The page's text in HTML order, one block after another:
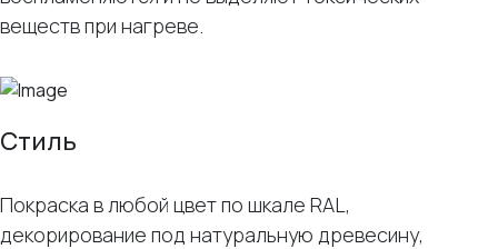
веществ при нагреве.
Стиль
Покраска в любой цвет по шкале RAL,
декорирование под натуральную древесину,